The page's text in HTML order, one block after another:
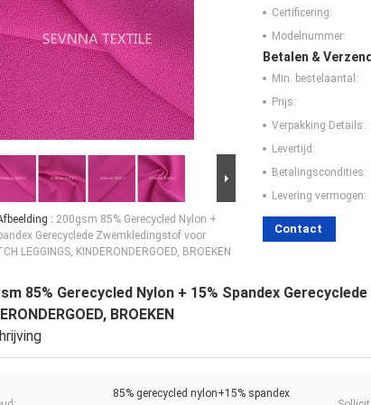
: 200gsm 85% Gerecycled Nylon +
Gerecyclede Zwemkledingstof voor
LEGGINGS, KINDERONDERGOED, BROEKEN
Certificering:
Modelnummer:
Betalen &
Min. bestelaantal:
Prijs:
Verpakking Details:
Levertijd:
Betalingscondities:
Levering vermogen:
Contact
85% Gerecycled Nylon + 15% Spandex
BROEKEN
85% gerecycled nylon+15% spandex